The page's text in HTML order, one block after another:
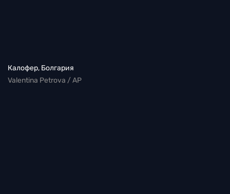
Калофер, Болгария
Valentina Petrova / AP